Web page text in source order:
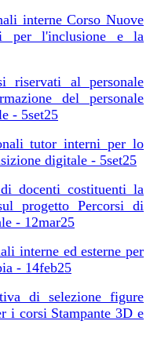
interne Corso Nuove
per l'inclusione e la
riservati al personale
del personale
- 5set25
tutor interni per lo
digitale - 5set25
docenti costituenti la
progetto Percorsi di
- 12mar25
interne ed esterne per
- 14feb25
di selezione figure
i corsi Stampante 3D e